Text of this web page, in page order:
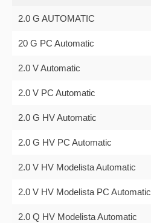
2.0 G AUTOMATIC
20 G PC Automatic
2.0 V Automatic
2.0 V PC Automatic
2.0 G HV Automatic
2.0 G HV PC Automatic
2.0 V HV Modelista Automatic
2.0 V HV Modelista PC Automatic
2.0 Q HV Modelista Automatic